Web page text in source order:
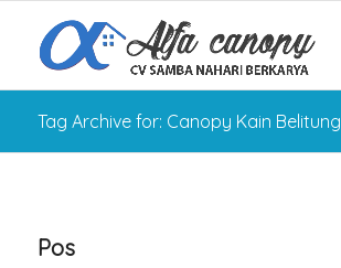
Tag Archive for: Canopy Kain Belitung
Pos